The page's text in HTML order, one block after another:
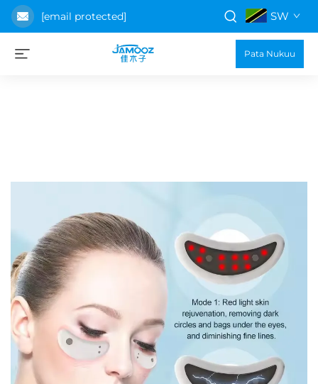
[email protected] SW
Pata Nukuu